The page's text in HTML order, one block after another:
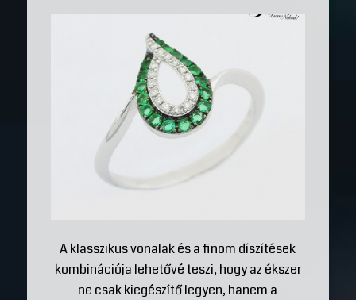
A klasszikus vonalak és a finom díszítések
kombinációja lehetővé teszi, hogy az ékszer
ne csak kiegészítő legyen, hanem a